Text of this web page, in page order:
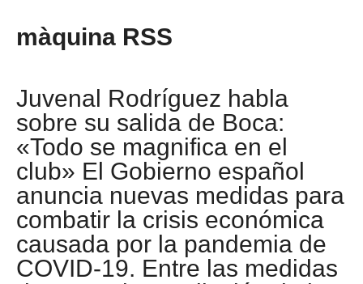
màquina RSS
Juvenal Rodríguez habla
sobre su salida de Boca:
«Todo se magnifica en el
club» El Gobierno español
anuncia nuevas medidas para
combatir la crisis económica
causada por la pandemia de
COVID-19. Entre las medidas